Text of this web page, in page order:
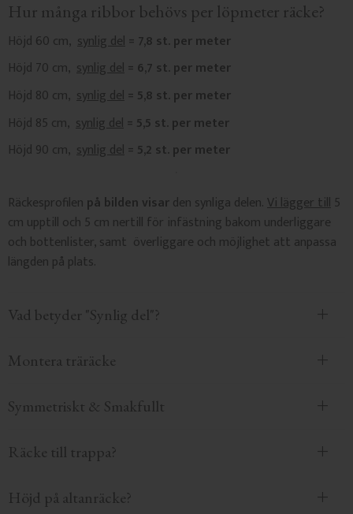
Hur många ribbor behövs per löpmeter räcke?
Höjd 60 cm, synlig del= 7,8 st. per meter
Höjd 70 cm, synlig del= 6,7 st. per meter
Höjd 80 cm, synlig del= 5,8 st. per meter
Höjd 85 cm, synlig del= 5,5 st. per meter
Höjd 90 cm, synlig del= 5,2 st. per meter
Räckesprofilen på bilden visarden synliga delen.Vi lägger till 5
cm upptill och 5 cm nertill för infästning bakom underliggare
och bottenlister, samt överliggare och möjlighet att anpassa
längden på plats.
Vad betyder "Synlig del"?
Montera träräcke
Symmetriskt & Smakfullt
Räcke till trappa?
Höjd på altanräcke?